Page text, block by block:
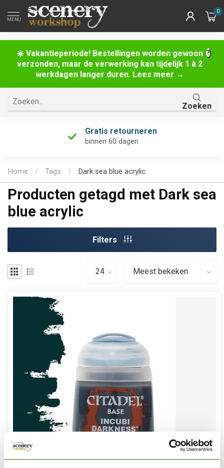
☀️ Vakantieperiode! Bestellingen worden gewoon
verzonden, maar de verwerking kan tijdelijk 1 à 2
werkdagen langer duren. Lees meer →
MENU
0
Zoeken
Gratis retourneren
binnen 60 dagen
Home / Tags / Dark sea blue acrylic
Producten getagd met Dark sea
blue acrylic
Filters